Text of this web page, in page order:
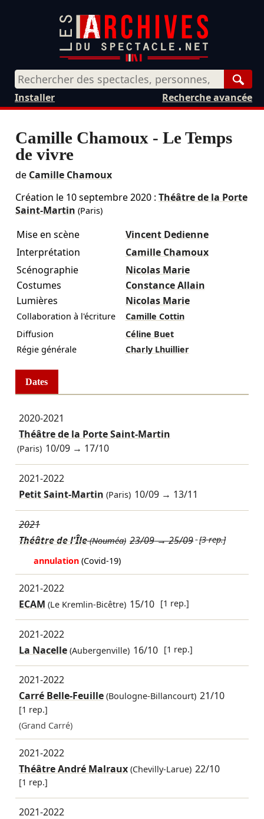
Recherche avancée
Installer
Camille Chamoux - Le Temps
de vivre
de Camille Chamoux
Création le 10 septembre 2020: Théâtre de la Porte
Saint-Martin (Paris)
Mise en scène
Vincent Dedienne
Interprétation
Camille Chamoux
Scénographie
Nicolas Marie
Costumes
Constance Allain
Lumières
Nicolas Marie
Collaboration à l'écriture
Camille Cottin
Diffusion
Céline Buet
Régie générale
Charly Lhuillier
Dates
2020-2021
Théâtre de la Porte Saint-Martin
(Paris) 10/09 → 17/10
2021-2022
Petit Saint-Martin (Paris) 10/09 → 13/11
2021
Théâtre de l'Île(Nouméa) 23/09→25/09 [3 rep.]
annulation (Covid-19)
2021-2022
ECAM (Le Kremlin-Bicêtre) 15/10 [1 rep.]
2021-2022
La Nacelle(Aubergenville) 16/10 [1 rep.]
2021-2022
Carré Belle-Feuille(Boulogne-Billancourt) 21/10
[1 rep.]
(Grand Carré)
2021-2022
Théâtre André Malraux(Chevilly-Larue) 22/10
[1 rep.]
2021-2022